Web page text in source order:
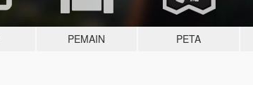
PEMAIN PETA